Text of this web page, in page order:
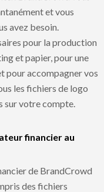
et vous
avez besoin.
pour la production
et papier, pour une
pour accompagner vos
les fichiers de logo
sur votre compte.
financier au
de BrandCrowd
des fichiers